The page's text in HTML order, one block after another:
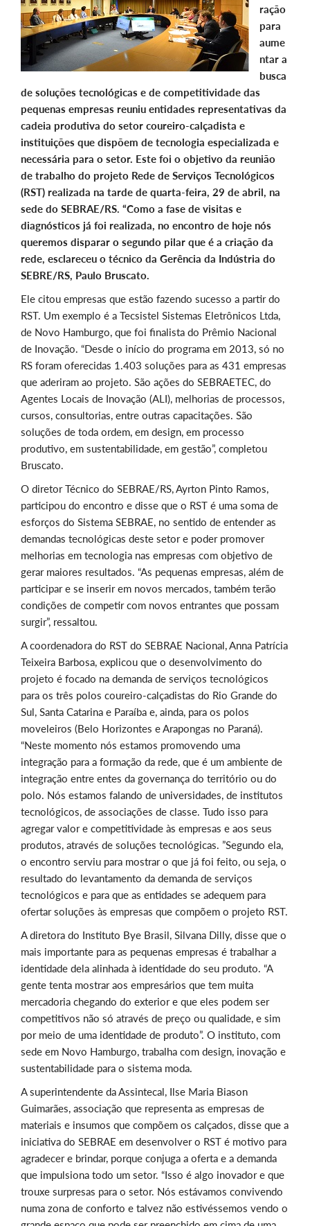
ração
para
aume
ntar a
busca
de soluções tecnológicas e de competitividade das
pequenas empresas reuniu entidades representativas da
cadeia produtiva do setor coureiro-calçadista e
instituições que dispõem de tecnologia especializada e
necessária para o setor. Este foi o objetivo da reunião
de trabalho do projeto Rede de Serviços Tecnológicos
(RST) realizada na tarde de quarta-feira, 29 de abril, na
sede do SEBRAE/RS. “Como a fase de visitas e
diagnósticos já foi realizada, no encontro de hoje nós
queremos disparar o segundo pilar que é a criação da
rede, esclareceu o técnico da Gerência da Indústria do
SEBRE/RS, Paulo Bruscato.
Ele citou empresas que estão fazendo sucesso a partir do
RST. Um exemplo é a Tecsistel Sistemas Eletrônicos Ltda,
de Novo Hamburgo, que foi finalista do Prêmio Nacional
de Inovação. “Desde o início do programa em 2013, só no
RS foram oferecidas 1.403 soluções para as 431 empresas
que aderiram ao projeto. São ações do SEBRAETEC, do
Agentes Locais de Inovação (ALI), melhorias de processos,
cursos, consultorias, entre outras capacitações. São
soluções de toda ordem, em design, em processo
produtivo, em sustentabilidade, em gestão”, completou
Bruscato.
O diretor Técnico do SEBRAE/RS, Ayrton Pinto Ramos,
participou do encontro e disse que o RST é uma soma de
esforços do Sistema SEBRAE, no sentido de entender as
demandas tecnológicas deste setor e poder promover
melhorias em tecnologia nas empresas com objetivo de
gerar maiores resultados. “As pequenas empresas, além de
participar e se inserir em novos mercados, também terão
condições de competir com novos entrantes que possam
surgir”, ressaltou.
A coordenadora do RST do SEBRAE Nacional, Anna Patrícia
Teixeira Barbosa, explicou que o desenvolvimento do
projeto é focado na demanda de serviços tecnológicos
para os três polos coureiro-calçadistas do Rio Grande do
Sul, Santa Catarina e Paraíba e, ainda, para os polos
moveleiros (Belo Horizontes e Arapongas no Paraná).
“Neste momento nós estamos promovendo uma
integração para a formação da rede, que é um ambiente de
integração entre entes da governança do território ou do
polo. Nós estamos falando de universidades, de institutos
tecnológicos, de associações de classe. Tudo isso para
agregar valor e competitividade às empresas e aos seus
produtos, através de soluções tecnológicas. ”Segundo ela,
o encontro serviu para mostrar o que já foi feito, ou seja, o
resultado do levantamento da demanda de serviços
tecnológicos e para que as entidades se adequem para
ofertar soluções às empresas que compõem o projeto RST.
A diretora do Instituto Bye Brasil, Silvana Dilly, disse que o
mais importante para as pequenas empresas é trabalhar a
identidade dela alinhada à identidade do seu produto. “A
gente tenta mostrar aos empresários que tem muita
mercadoria chegando do exterior e que eles podem ser
competitivos não só através de preço ou qualidade, e sim
por meio de uma identidade de produto”. O instituto, com
sede em Novo Hamburgo, trabalha com design, inovação e
sustentabilidade para o sistema moda.
A superintendente da Assintecal, Ilse Maria Biason
Guimarães, associação que representa as empresas de
materiais e insumos que compõem os calçados, disse que a
iniciativa do SEBRAE em desenvolver o RST é motivo para
agradecer e brindar, porque conjuga a oferta e a demanda
que impulsiona todo um setor. “Isso é algo inovador e que
trouxe surpresas para o setor. Nós estávamos convivendo
numa zona de conforto e talvez não estivéssemos vendo o